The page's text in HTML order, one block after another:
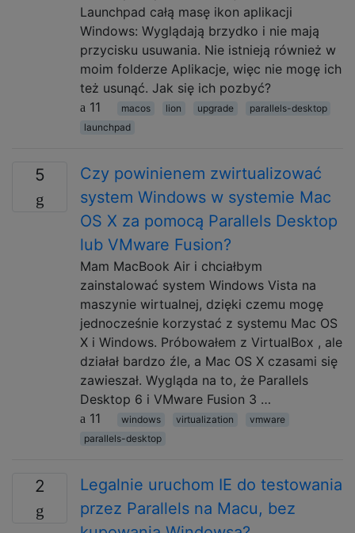
Launchpad całą masę ikon aplikacji
Windows: Wyglądają brzydko i nie mają
przycisku usuwania. Nie istnieją również w
moim folderze Aplikacje, więc nie mogę ich
też usunąć. Jak się ich pozbyć?
11
macos lion upgrade
parallels-desktop
launchpad
5
Czy powinienem zwirtualizować
system Windows w systemie Mac
OS X za pomocą Parallels Desktop
lub VMware Fusion?
Mam MacBook Air i chciałbym
zainstalować system Windows Vista na
maszynie wirtualnej, dzięki czemu mogę
jednocześnie korzystać z systemu Mac OS
X i Windows. Próbowałem z VirtualBox , ale
działał bardzo źle, a Mac OS X czasami się
zawieszał. Wygląda na to, że Parallels
Desktop 6 i VMware Fusion 3 …
11
windows virtualization
vmware
parallels-desktop
2
Legalnie uruchom IE do testowania
przez Parallels na Macu, bez